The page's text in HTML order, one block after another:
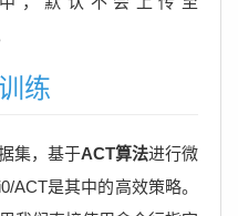
练
集，基于ACT算法进行微
ACT是其中的高效策略。